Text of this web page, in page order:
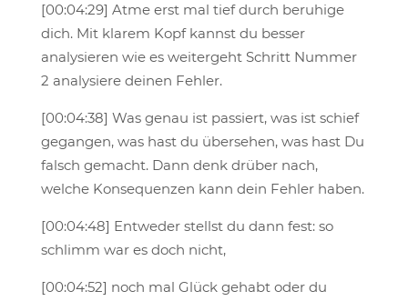
[00:04:29] Atme erst mal tief durch beruhige
dich. Mit klarem Kopf kannst du besser
analysieren wie es weitergeht Schritt Nummer
2 analysiere deinen Fehler.
[00:04:38] Was genau ist passiert, was ist schief
gegangen, was hast du übersehen, was hast Du
falsch gemacht. Dann denk drüber nach,
welche Konsequenzen kann dein Fehler haben.
[00:04:48] Entweder stellst du dann fest: so
schlimm war es doch nicht,
[00:04:52] noch mal Glück gehabt oder du